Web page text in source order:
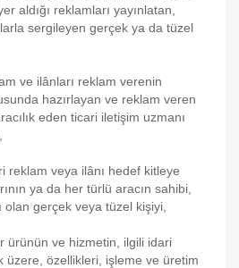
aldığı reklamları yayınlatan,
sergileyen gerçek ya da tüzel
ve ilânları reklam verenin
hazırlayan ve reklam veren
eden ticari iletişim uzmanı
reklam veya ilânı hedef kitleye
ya da her türlü aracın sahibi,
olan gerçek veya tüzel kişiyi,
ürünün ve hizmetin, ilgili idari
üzere, özellikleri, işleme ve üretim